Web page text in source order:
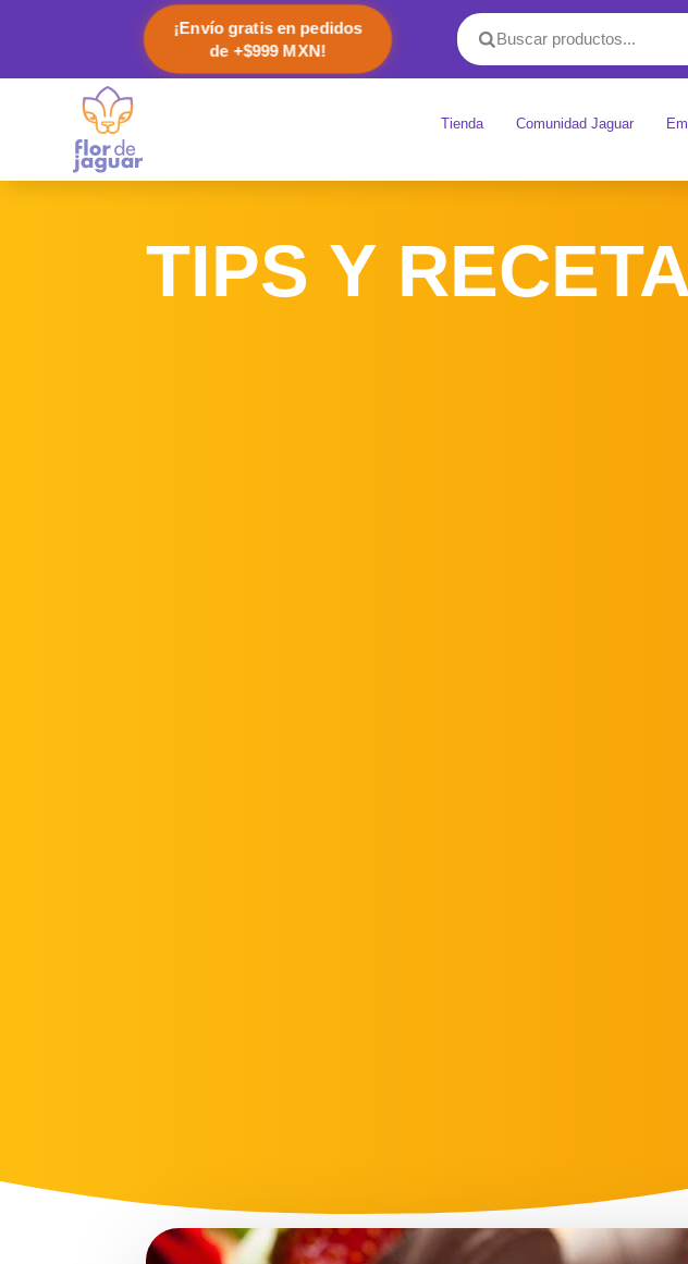
¡Envío gratis en pedidos
de +$999 MXN!
Tienda Comunidad Jaguar
TIPS Y